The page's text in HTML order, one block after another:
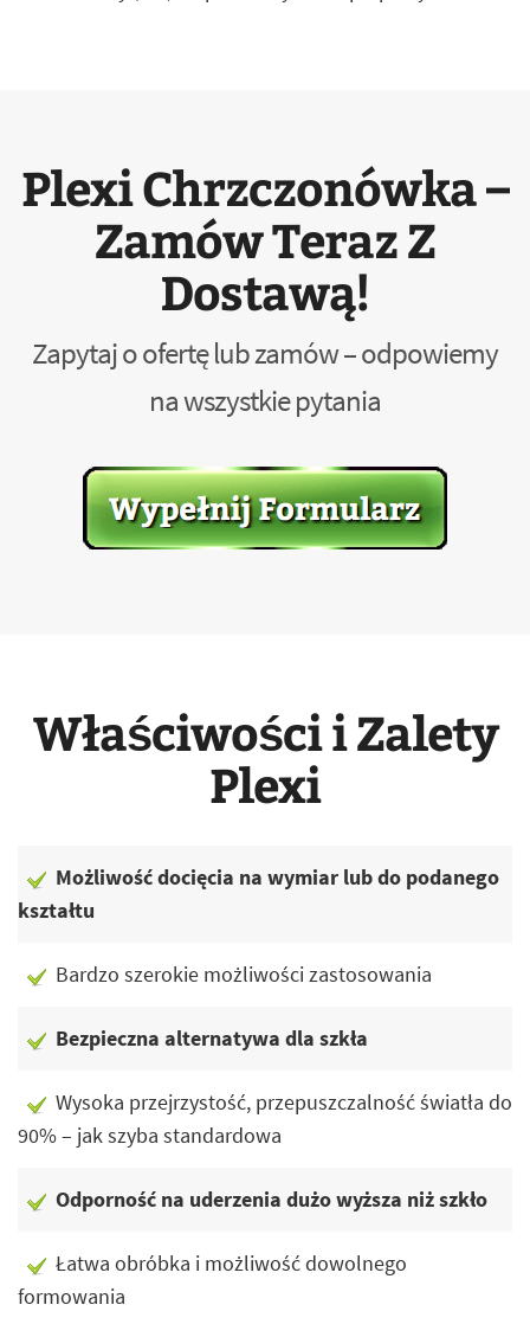
Plexi Chrzczonówka –
Zamów Teraz Z
Dostawą!
Zapytaj o ofertę lub zamów – odpowiemy
na wszystkie pytania
Właściwości i Zalety
Plexi
Możliwość docięcia na wymiar lub do podanego
kształtu
Bardzo szerokie możliwości zastosowania
Bezpieczna alternatywa dla szkła
Wysoka przejrzystość, przepuszczalność światła do
90% – jak szyba standardowa
Odporność na uderzenia dużo wyższa niż szkło
Łatwa obróbka i możliwość dowolnego
formowania